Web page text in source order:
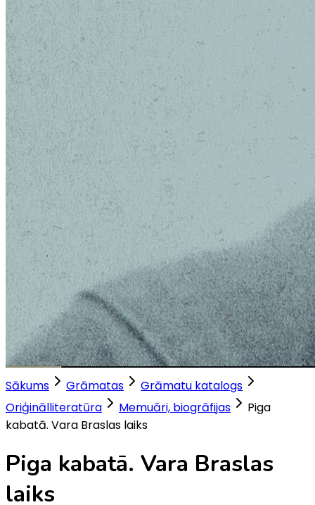
Sākums Grāmatas
Grāmatu katalogs
Oriģinālliteratūra
Memuāri, biogrāfijas
Piga
kabatā. Vara Braslas laiks
Piga kabatā. Vara Braslas
laiks